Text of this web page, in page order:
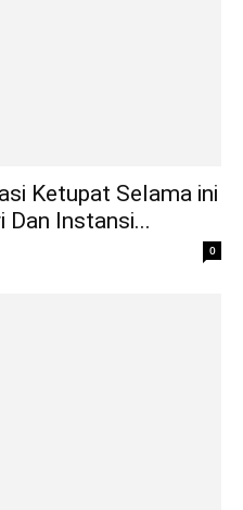
Ketupat Selama ini
Dan Instansi...
0